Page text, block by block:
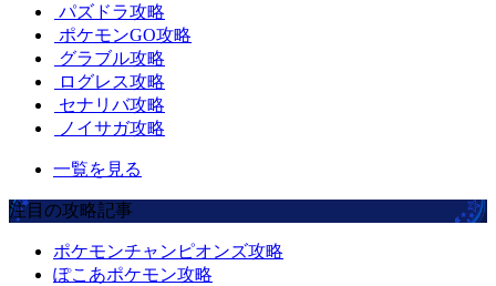
パズドラ攻略
ポケモンGO攻略
グラブル攻略
ログレス攻略
セナリバ攻略
ノイサガ攻略
一覧を見る
注目の攻略記事
ポケモンチャンピオンズ攻略
ぽこあポケモン攻略